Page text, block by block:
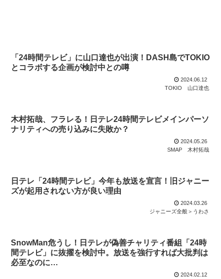
「24時間テレビ」に山口達也が出演！DASH島でTOKIO
とコラボする企画が検討中との噂
2024.06.12
TOKIO
山口達也
木村拓哉、フラレる！日テレ24時間テレビメインパーソ
ナリティへの売り込みに失敗か？
2024.05.26
SMAP
木村拓哉
日テレ「24時間テレビ」今年も放送を宣言！旧ジャニー
ズが起用されない方が良い理由
2024.03.26
ジャニーズ全般＞うわさ
SnowMan危うし！日テレが偽善チャリティ番組「24時
間テレビ」に抜擢を検討中。放送を強行すれば大批判は
必至なのに…
2024.02.12